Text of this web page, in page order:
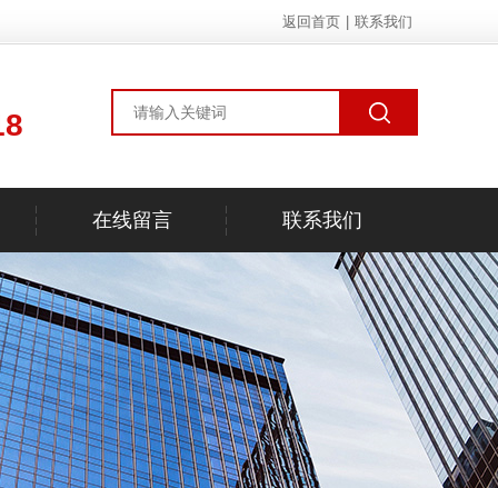
返回首页 联系我们
在线留言 联系我们